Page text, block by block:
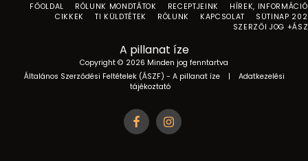
A pillanat íze
Copyright © 2026 Minden jog fenntartva
Általános Szerződési Feltételek (ÁSZF) - A pillanat íze| Adatkezelési
tájékoztató
FŐOLDAL RÓLUNK MONDTÁTOK RECEPTJEINK
HÍREK,
CIKKEK
TI KÜLDTÉTEK RÓLUNK KAPCSOLAT
SÜTINAP
SZERZŐI JOG